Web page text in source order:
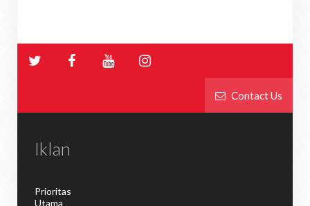
Contact Us
Iklan
Prioritas
Utama